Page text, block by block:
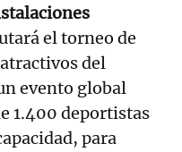
el torneo de
del
evento global
1.400 deportistas
para